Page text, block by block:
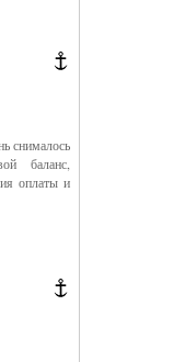
снималось
баланс,
оплаты и